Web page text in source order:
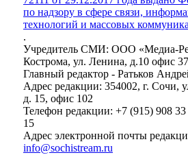
по надзору в сфере связи,
технологий и массовых
.
Учредитель СМИ: ООО «Медиа-
Кострома, ул. Ленина, д.10 офис
Главный редактор - Ратьков
Адрес редакции: 354002, г. Сочи,
д. 15, офис 102
Телефон редакции: +7 (915) 908
15
Адрес электронной почты
info@sochistream.ru